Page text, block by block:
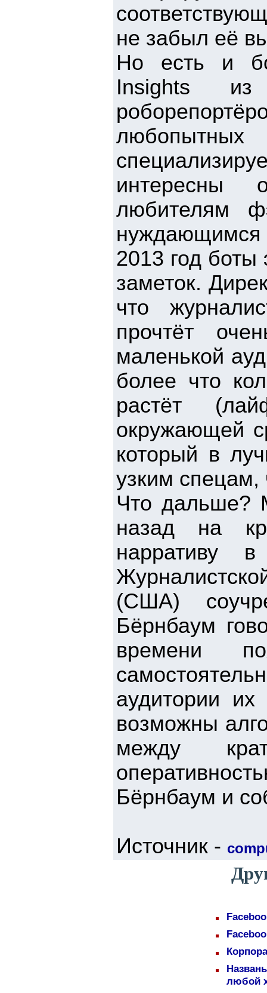
не забыл её
Но есть и
Insights из
интересны
любителям
нуждающимся
2013 год боты
заметок.
что
прочтёт
маленькой
более что
растёт
окружающей
который в
узким
Что дальше?
назад на
нарративу
(США)
Бёрнбаум
времени
аудитории
возможны
между
Бёрнбаум и
Источник -
любой